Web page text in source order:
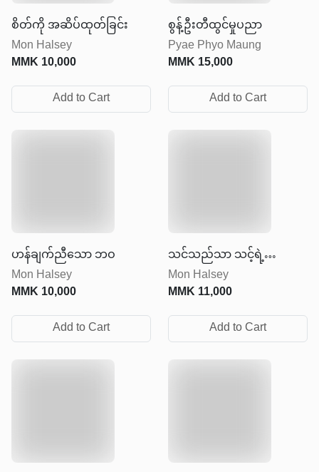
စိတ်ကို အဆိပ်ထုတ်ခြင်း
Mon Halsey
MMK10,000
Add to Cart
စွန့်ဦးတီထွင်မှုပညာ
Pyae Phyo Maung
MMK15,000
Add to Cart
ဟန်ချက်ညီသော ဘဝ
Mon Halsey
MMK10,000
Add to Cart
သင်သည်သာ သင့်ရဲ့
စကြဝဠာ
Mon Halsey
MMK11,000
Add to Cart